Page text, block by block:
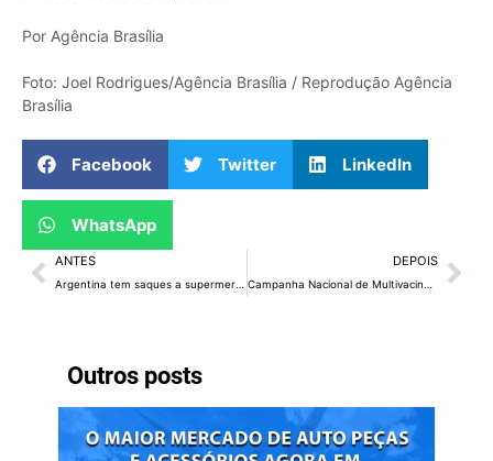
Outros posts
Por Agência Brasília
Foto: Joel Rodrigues/Agência Brasília / Reprodução Agência
Brasília
Facebook Twitter LinkedIn
WhatsApp
ANTES DEPOIS